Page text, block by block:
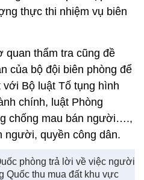
thực thi nhiệm vụ biên
quan thẩm tra cũng đề
của bộ đội biên phòng để
Bộ luật Tố tụng hình
chính, luật Phòng
chống mau bán người….,
người, quyền công dân.
phòng trả lời về việc người
Quốc thu mua đất khu vực